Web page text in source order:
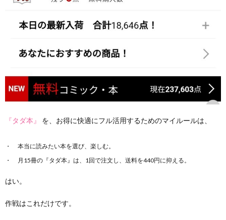
『タダ本』 を、お得に快適にフル活用するためのマイルールは、
本当に読みたい本を選び、楽しむ。
月15冊の『タダ本』は、1回で注文し、送料を440円に抑える。
はい。
作戦はこれだけです。